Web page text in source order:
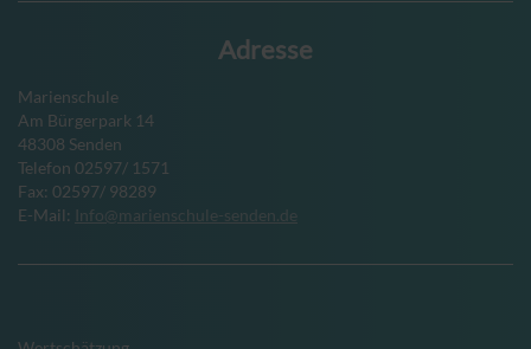
Adresse
Marienschule
Am Bürgerpark 14
48308 Senden
Telefon 02597/ 1571
Fax: 02597/ 98289
E-Mail: Info@marienschule-senden.de